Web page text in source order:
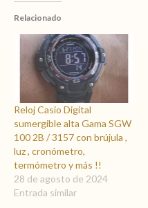
Relacionado
Reloj Casio Digital
sumergible alta Gama SGW
100 2B / 3157 con brújula ,
luz , cronómetro,
termómetro y más !!
28 de agosto de 2024
Entrada similar